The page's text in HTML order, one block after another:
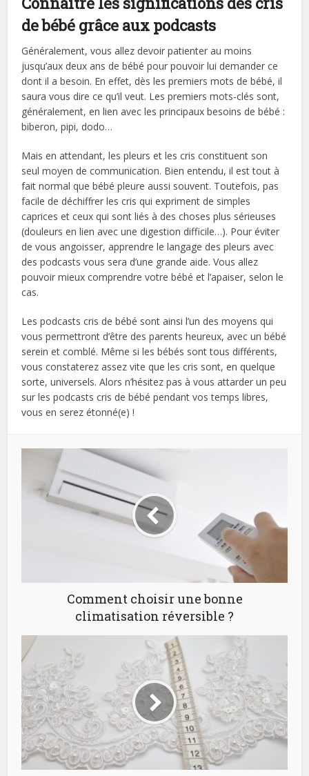
de bébé grâce aux podcasts
Généralement, vous allez devoir patienter au moins
jusqu’aux deux ans de bébé pour pouvoir lui demander ce
dont il a besoin. En effet, dès les premiers mots de bébé, il
saura vous dire ce qu’il veut. Les premiers mots-clés sont,
généralement, en lien avec les principaux besoins de bébé :
biberon, pipi, dodo…
Mais en attendant, les pleurs et les cris constituent son
seul moyen de communication. Bien entendu, il est tout à
fait normal que bébé pleure aussi souvent. Toutefois, pas
facile de déchiffrer les cris qui expriment de simples
caprices et ceux qui sont liés à des choses plus sérieuses
(douleurs en lien avec une digestion difficile…). Pour éviter
de vous angoisser, apprendre le langage des pleurs avec
des podcasts vous sera d’une grande aide. Vous allez
pouvoir mieux comprendre votre bébé et l’apaiser, selon le
cas.
Les podcasts cris de bébé sont ainsi l’un des moyens qui
vous permettront d’être des parents heureux, avec un bébé
serein et comblé. Même si les bébés sont tous différents,
vous constaterez assez vite que les cris sont, en quelque
sorte, universels. Alors n’hésitez pas à vous attarder un peu
sur les podcasts cris de bébé pendant vos temps libres,
vous en serez étonné(e) !
Comment choisir une bonne
climatisation réversible ?